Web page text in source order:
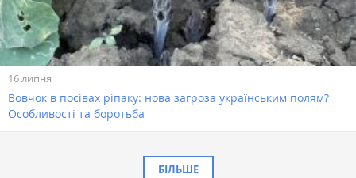
16 липня
Вовчок в посівах ріпаку: нова загроза українським полям?
Особливості та боротьба
БІЛЬШЕ